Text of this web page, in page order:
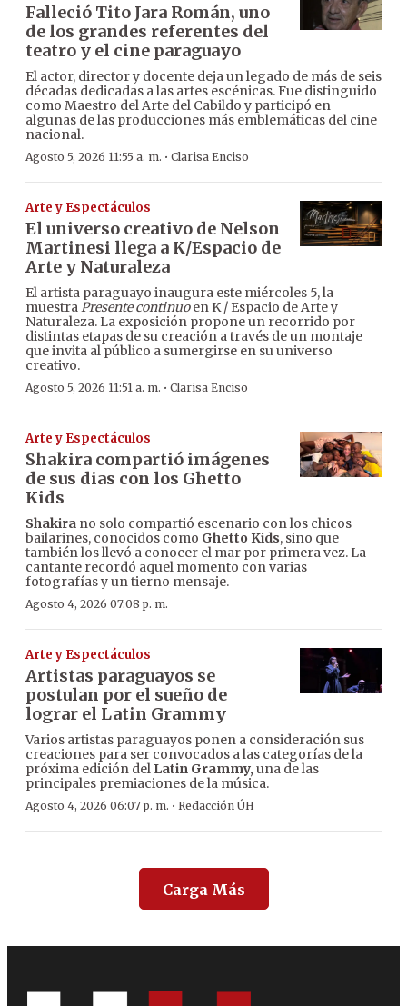
Falleció Tito Jara Román, uno
de los grandes referentes del
teatro y el cine paraguayo
El actor, director y docente deja un legado de más de seis
décadas dedicadas a las artes escénicas. Fue distinguido
como Maestro del Arte del Cabildo y participó en
algunas de las producciones más emblemáticas del cine
nacional.
Agosto 5, 2026 11:55 a. m. · Clarisa Enciso
Arte y Espectáculos
El universo creativo de Nelson
Martinesi llega a K/Espacio de
Arte y Naturaleza
El artista paraguayo inaugura este miércoles 5, la
muestra Presente continuoen K / Espacio de Arte y
Naturaleza. La exposición propone un recorrido por
distintas etapas de su creación a través de un montaje
que invita al público a sumergirse en su universo
creativo.
Agosto 5, 2026 11:51 a. m. · Clarisa Enciso
Arte y Espectáculos
Shakira compartió imágenes
de sus dias con los Ghetto
Kids
Shakira no solo compartió escenario con los chicos
bailarines, conocidos como Ghetto Kids, sino que
también los llevó a conocer el mar por primera vez. La
cantante recordó aquel momento con varias
fotografías y un tierno mensaje.
Agosto 4, 2026 07:08 p. m.
Arte y Espectáculos
Artistas paraguayos se
postulan por el sueño de
lograr el Latin Grammy
Varios artistas paraguayos ponen a consideración sus
creaciones para ser convocados a las categorías de la
próxima edición del Latin Grammy, una de las
principales premiaciones de la música.
Agosto 4, 2026 06:07 p. m. · Redacción ÚH
Carga Más